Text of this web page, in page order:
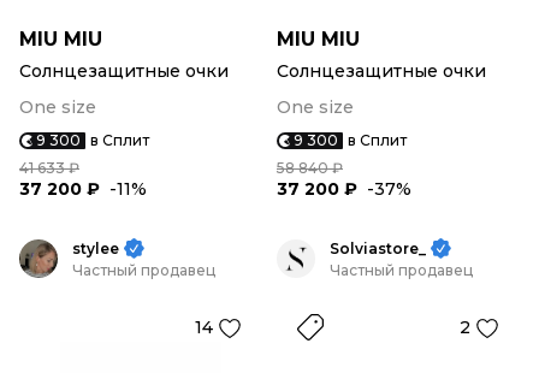
MIU MIU
Солнцезащитные очки
One size
9 300 в Сплит
41 633 ₽
37 200 ₽ -11%
MIU MIU
Солнцезащитные очки
One size
9 300 в Сплит
58 840 ₽
37 200 ₽ -37%
stylee
Частный продавец
14
Solviastore_
Частный продавец
2